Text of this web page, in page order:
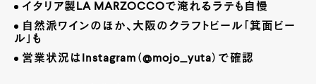
イタリア製 LA MARZOCCOで淹れるラテも自慢
自然派ワインのほか、大阪のクラフトビール「箕面ビー
ル」も
営業状況は Instagram （@mojo_yuta）で確認